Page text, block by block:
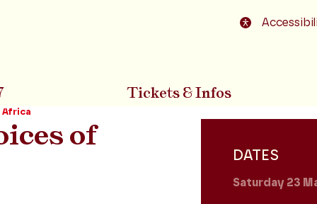
Tickets & Infos
Africa
of
DATES
Saturday 23